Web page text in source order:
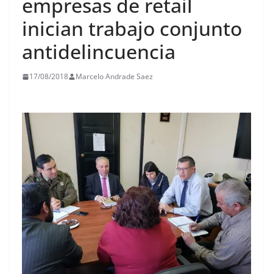
inician trabajo conjunto
antidelincuencia
17/08/2018 Marcelo Andrade Saez